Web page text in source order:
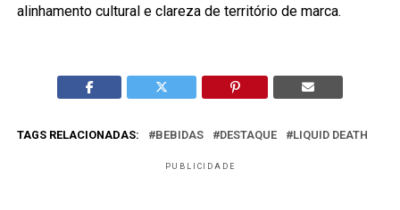
alinhamento cultural e clareza de território de marca.
TAGS RELACIONADAS: BEBIDAS DESTAQUE LIQUID DEATH
PUBLICIDADE